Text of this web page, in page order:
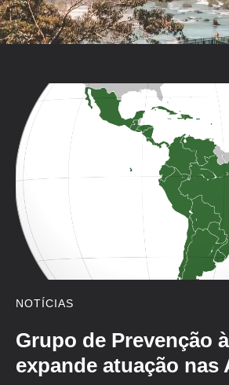
NOTÍCIAS
Grupo de Prevenção
expande atuação nas